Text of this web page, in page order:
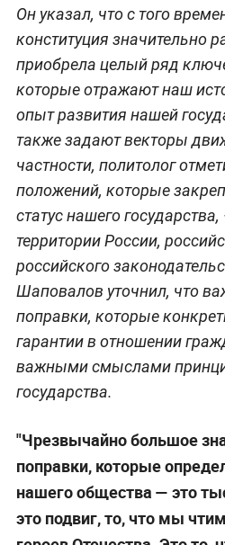
Он указал, что с того
конституция значительно
приобрела целый ряд
которые отражают наш
опыт развития нашей
также задают векторы
частности, политолог
положений, которые
статус нашего
территории России,
российского
Шаповалов уточнил, что
поправки, которые
гарантии в отношении
важными смыслами
государства.
"Чрезвычайно большое
поправки, которые
нашего общества — это
это подвиг, то, что мы